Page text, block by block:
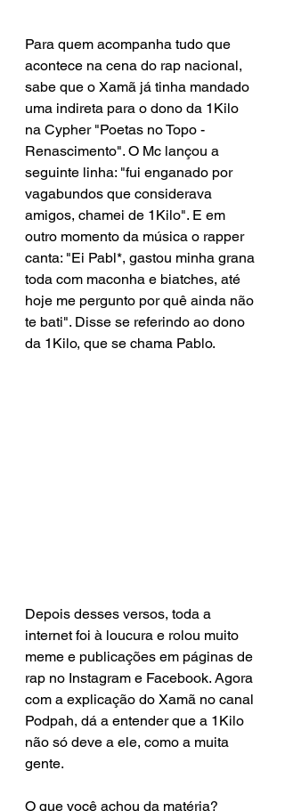
Para quem acompanha tudo que
acontece na cena do rap nacional,
sabe que o Xamã já tinha mandado
uma indireta para o dono da 1Kilo
na Cypher "Poetas no Topo -
Renascimento". O Mc lançou a
seguinte linha: "fui enganado por
vagabundos que considerava
amigos, chamei de 1Kilo". E em
outro momento da música o rapper
canta: "Ei Pabl*, gastou minha grana
toda com maconha e biatches, até
hoje me pergunto por quê ainda não
te bati". Disse se referindo ao dono
da 1Kilo, que se chama Pablo.
Depois desses versos, toda a
internet foi à loucura e rolou muito
meme e publicações em páginas de
rap no Instagram e Facebook. Agora
com a explicação do Xamã no canal
Podpah, dá a entender que a 1Kilo
não só deve a ele, como a muita
gente.
O que você achou da matéria?